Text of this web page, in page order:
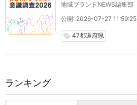
地域ブランドNEWS編集部
公開: 2026-07-27 11:59:25
local_offer 47都道府県
ランキング